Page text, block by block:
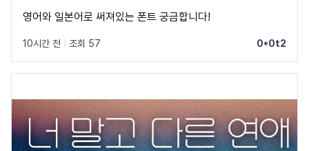
영어와 일본어로 써져있는 폰트 궁금합니다!
10시간 전 조회 57 0*0t2